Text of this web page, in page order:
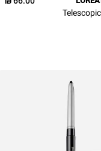
מסקרה Telescopic